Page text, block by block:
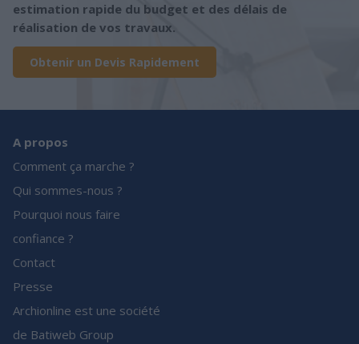
estimation rapide du budget et des délais de
réalisation de vos travaux.
Obtenir un Devis Rapidement
A propos
Comment ça marche ?
Qui sommes-nous ?
Pourquoi nous faire
confiance ?
Contact
Presse
Archionline est une société
de Batiweb Group